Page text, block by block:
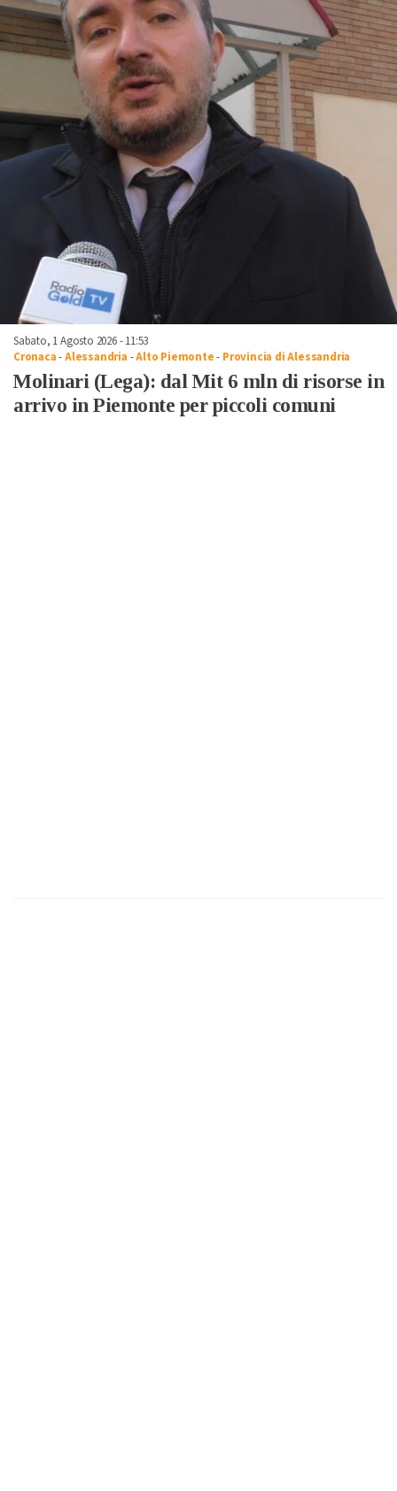
Sabato, 1 Agosto 2026 - 11:53
Cronaca-Alessandria -Alto Piemonte- Provincia di Alessandria
Molinari (Lega): dal Mit 6 mln di risorse in
arrivo in Piemonte per piccoli comuni